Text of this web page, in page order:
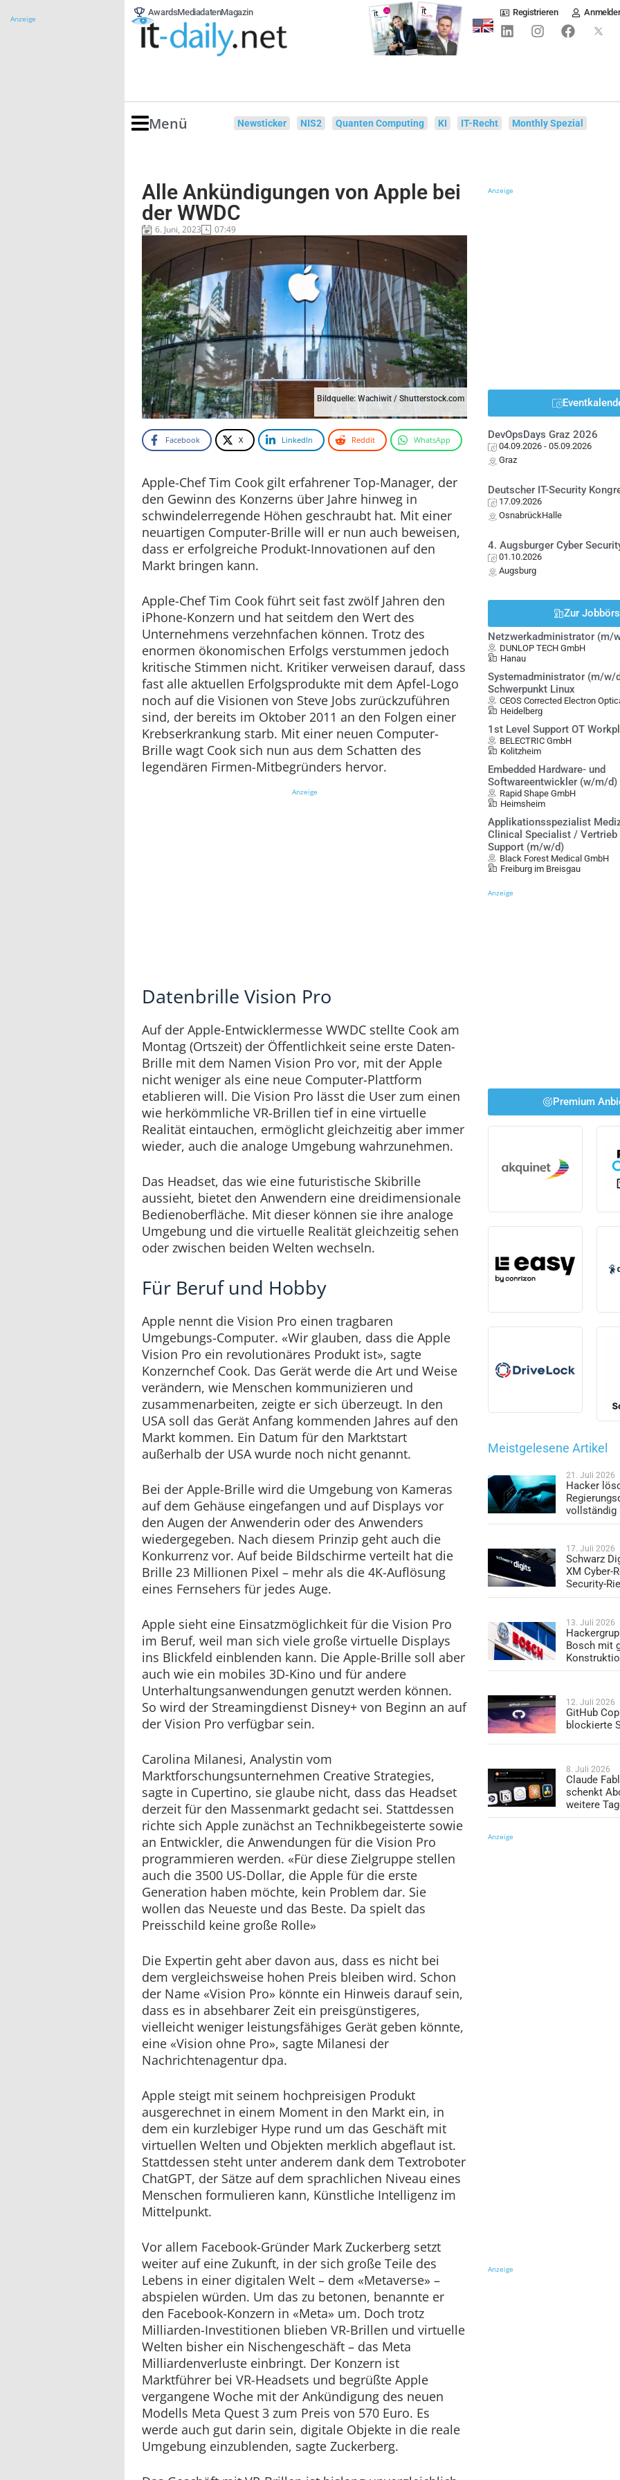
Anzeige
AwardsMediadatenMagazin Registrieren
Menü Newsticker NIS2 Quanten Computing KI IT-Recht Monthly Spezial
Alle Ankündigungen von Apple bei
der WWDC
6. Juni, 2023 07:49
Bildquelle: Wachiwit / Shutterstock.com
Facebook X LinkedIn Reddit WhatsApp
Apple-Chef Tim Cook gilt erfahrener Top-Manager, der
den Gewinn des Konzerns über Jahre hinweg in
schwindelerregende Höhen geschraubt hat. Mit einer
neuartigen Computer-Brille will er nun auch beweisen,
dass er erfolgreiche Produkt-Innovationen auf den
Markt bringen kann.
Apple-Chef Tim Cook führt seit fast zwölf Jahren den
iPhone-Konzern und hat seitdem den Wert des
Unternehmens verzehnfachen können. Trotz des
enormen ökonomischen Erfolgs verstummen jedoch
kritische Stimmen nicht. Kritiker verweisen darauf, dass
fast alle aktuellen Erfolgsprodukte mit dem Apfel-Logo
noch auf die Visionen von Steve Jobs zurückzuführen
sind, der bereits im Oktober 2011 an den Folgen einer
Krebserkrankung starb. Mit einer neuen Computer-
Brille wagt Cook sich nun aus dem Schatten des
legendären Firmen-Mitbegründers hervor.
Anzeige
Datenbrille Vision Pro
Auf der Apple-Entwicklermesse WWDC stellte Cook am
Montag (Ortszeit) der Öffentlichkeit seine erste Daten-
Brille mit dem Namen Vision Pro vor, mit der Apple
nicht weniger als eine neue Computer-Plattform
etablieren will. Die Vision Pro lässt die User zum einen
wie herkömmliche VR-Brillen tief in eine virtuelle
Realität eintauchen, ermöglicht gleichzeitig aber immer
wieder, auch die analoge Umgebung wahrzunehmen.
Das Headset, das wie eine futuristische Skibrille
aussieht, bietet den Anwendern eine dreidimensionale
Bedienoberfläche. Mit dieser können sie ihre analoge
Umgebung und die virtuelle Realität gleichzeitig sehen
oder zwischen beiden Welten wechseln.
Für Beruf und Hobby
Apple nennt die Vision Pro einen tragbaren
Umgebungs-Computer. «Wir glauben, dass die Apple
Vision Pro ein revolutionäres Produkt ist», sagte
Konzernchef Cook. Das Gerät werde die Art und Weise
verändern, wie Menschen kommunizieren und
zusammenarbeiten, zeigte er sich überzeugt. In den
USA soll das Gerät Anfang kommenden Jahres auf den
Markt kommen. Ein Datum für den Marktstart
außerhalb der USA wurde noch nicht genannt.
Bei der Apple-Brille wird die Umgebung von Kameras
auf dem Gehäuse eingefangen und auf Displays vor
den Augen der Anwenderin oder des Anwenders
wiedergegeben. Nach diesem Prinzip geht auch die
Konkurrenz vor. Auf beide Bildschirme verteilt hat die
Brille 23 Millionen Pixel – mehr als die 4K-Auflösung
eines Fernsehers für jedes Auge.
Apple sieht eine Einsatzmöglichkeit für die Vision Pro
im Beruf, weil man sich viele große virtuelle Displays
ins Blickfeld einblenden kann. Die Apple-Brille soll aber
auch wie ein mobiles 3D-Kino und für andere
Unterhaltungsanwendungen genutzt werden können.
So wird der Streamingdienst Disney+ von Beginn an auf
der Vision Pro verfügbar sein.
Carolina Milanesi, Analystin vom
Marktforschungsunternehmen Creative Strategies,
sagte in Cupertino, sie glaube nicht, dass das Headset
derzeit für den Massenmarkt gedacht sei. Stattdessen
richte sich Apple zunächst an Technikbegeisterte sowie
an Entwickler, die Anwendungen für die Vision Pro
programmieren werden. «Für diese Zielgruppe stellen
auch die 3500 US-Dollar, die Apple für die erste
Generation haben möchte, kein Problem dar. Sie
wollen das Neueste und das Beste. Da spielt das
Preisschild keine große Rolle»
Die Expertin geht aber davon aus, dass es nicht bei
dem vergleichsweise hohen Preis bleiben wird. Schon
der Name «Vision Pro» könnte ein Hinweis darauf sein,
dass es in absehbarer Zeit ein preisgünstigeres,
vielleicht weniger leistungsfähiges Gerät geben könnte,
eine «Vision ohne Pro», sagte Milanesi der
Nachrichtenagentur dpa.
Apple steigt mit seinem hochpreisigen Produkt
ausgerechnet in einem Moment in den Markt ein, in
dem ein kurzlebiger Hype rund um das Geschäft mit
virtuellen Welten und Objekten merklich abgeflaut ist.
Stattdessen steht unter anderem dank dem Textroboter
ChatGPT, der Sätze auf dem sprachlichen Niveau eines
Menschen formulieren kann, Künstliche Intelligenz im
Mittelpunkt.
Vor allem Facebook-Gründer Mark Zuckerberg setzt
weiter auf eine Zukunft, in der sich große Teile des
Lebens in einer digitalen Welt – dem «Metaverse» –
abspielen würden. Um das zu betonen, benannte er
den Facebook-Konzern in «Meta» um. Doch trotz
Milliarden-Investitionen blieben VR-Brillen und virtuelle
Welten bisher ein Nischengeschäft – das Meta
Milliardenverluste einbringt. Der Konzern ist
Marktführer bei VR-Headsets und begrüßte Apple
vergangene Woche mit der Ankündigung des neuen
Modells Meta Quest 3 zum Preis von 570 Euro. Es
werde auch gut darin sein, digitale Objekte in die reale
Umgebung einzublenden, sagte Zuckerberg.
Anzeige
DevOpsDays Graz 2026
04.09.2026 - 05.09.2026
Graz
Deutscher IT-Security
17.09.2026
OsnabrückHalle
4. Augsburger Cyber
01.10.2026
Augsburg
Zur
Netzwerkadministrator (m/
DUNLOP TECH GmbH
Hanau
Systemadministrator (m/w/
Schwerpunkt Linux
CEOS Corrected Electron
Heidelberg
1st Level Support OT
BELECTRIC GmbH
Kolitzheim
Embedded Hardware- und
Softwareentwickler (w/m/d)
Rapid Shape GmbH
Heimsheim
Applikationsspezialist
Clinical Specialist / Vertrieb
Support (m/w/d)
Black Forest Medical GmbH
Freiburg im Breisgau
Anzeige
Premium
Meistgelesene Artikel
21. Juli 2026
Hacker
vollständig
17. Juli 2026
Schwarz
XM Cyber-
Security-
13. Juli 2026
Bosch mit
12. Juli 2026
GitHub
blockierte
8. Juli 2026
Claude
schenkt
weitere
Anzeige
Anzeige